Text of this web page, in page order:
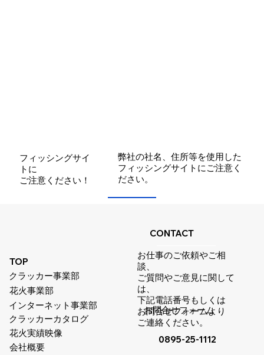
​フィッシングサイ
トに
​ご注意ください！
​弊社の社名、住所等を使用した
フィッシングサイトにご注意く
ださい。
TOP
クラッカー事業部
花火事業部
インターネット事業部
クラッカーカタログ
花火実績映像
​会社概要
CONTACT
お仕事のご依頼やご相
談、
ご質問やご意見に関して
は、
下記電話番号もしくは
お問合せフォームより
ご連絡ください。
0895-25-1112
お問合せフォーム